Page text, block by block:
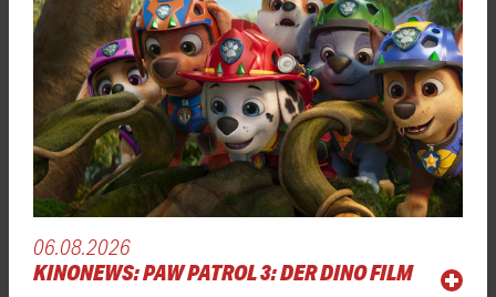
06.08.2026
KINONEWS: PAW PATROL 3: DER DINO FILM